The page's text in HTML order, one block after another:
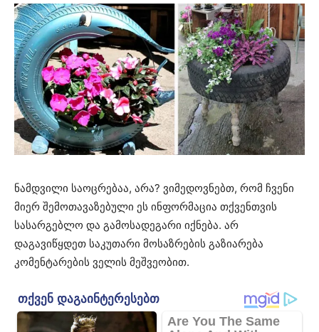
ნამდვილი საოცრებაა, არა? ვიმედოვნებთ, რომ ჩვენი
მიერ შემოთავაზებული ეს ინფორმაცია თქვენთვის
სასარგებლო და გამოსადეგარი იქნება. არ
დაგავიწყდეთ საკუთარი მოსაზრების გაზიარება
კომენტარების ველის მეშვეობით.